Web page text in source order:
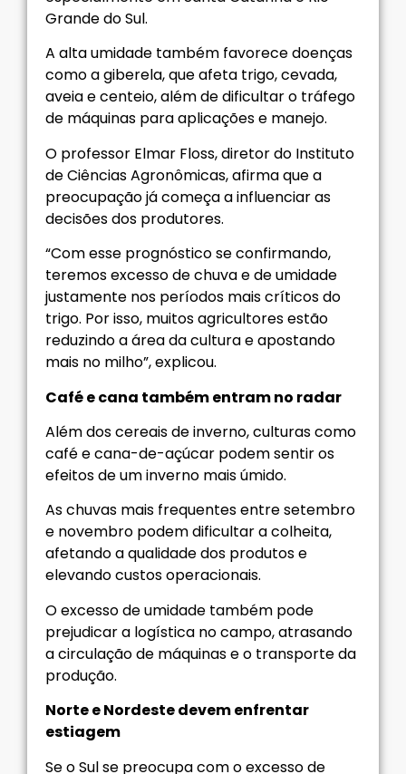
Grande do Sul.
A alta umidade também favorece doenças
como a giberela, que afeta trigo, cevada,
aveia e centeio, além de dificultar o tráfego
de máquinas para aplicações e manejo.
O professor Elmar Floss, diretor do Instituto
de Ciências Agronômicas, afirma que a
preocupação já começa a influenciar as
decisões dos produtores.
“Com esse prognóstico se confirmando,
teremos excesso de chuva e de umidade
justamente nos períodos mais críticos do
trigo. Por isso, muitos agricultores estão
reduzindo a área da cultura e apostando
mais no milho”, explicou.
Café e cana também entram no radar
Além dos cereais de inverno, culturas como
café e cana-de-açúcar podem sentir os
efeitos de um inverno mais úmido.
As chuvas mais frequentes entre setembro
e novembro podem dificultar a colheita,
afetando a qualidade dos produtos e
elevando custos operacionais.
O excesso de umidade também pode
prejudicar a logística no campo, atrasando
a circulação de máquinas e o transporte da
produção.
Norte e Nordeste devem enfrentar
estiagem
Se o Sul se preocupa com o excesso de